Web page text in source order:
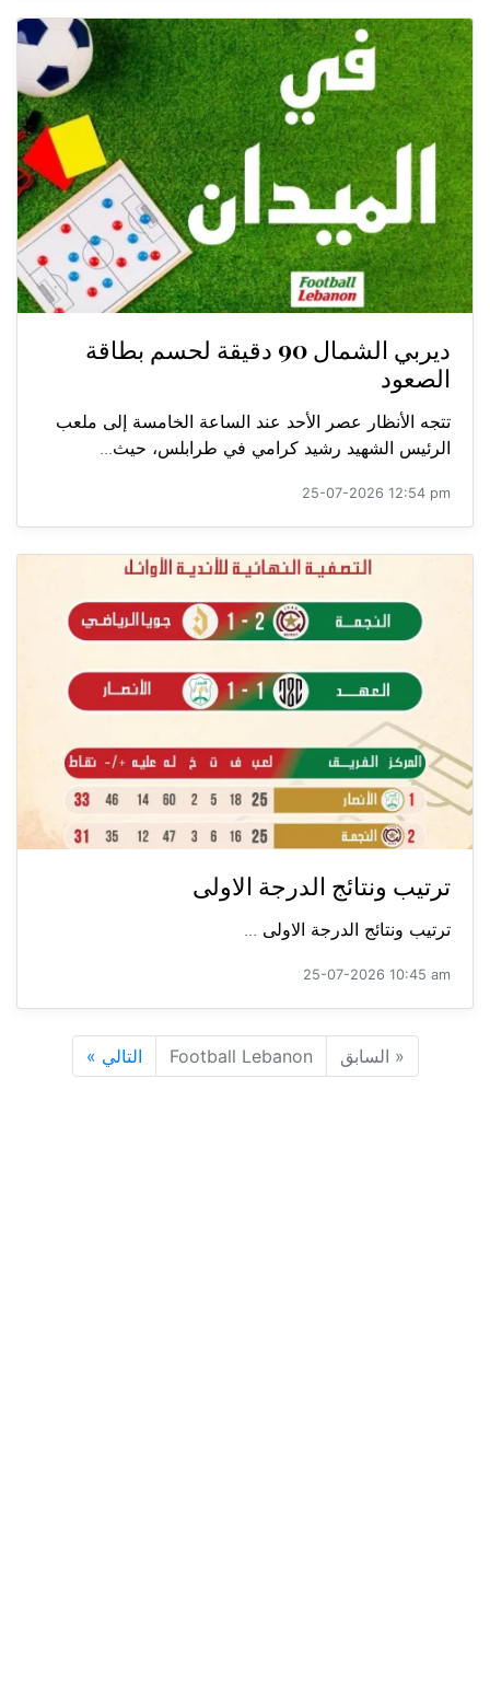
ديربي الشمال 90 دقيقة لحسم بطاقة
الصعود
تتجه الأنظار عصر الأحد عند الساعة الخامسة إلى ملعب
الرئيس الشهيد رشيد كرامي في طرابلس، حيث...
25-07-2026 12:54 pm
ترتيب ونتائج الدرجة الاولى
ترتيب ونتائج الدرجة الاولى ...
25-07-2026 10:45 am
« السابق Football Lebanon التالي »